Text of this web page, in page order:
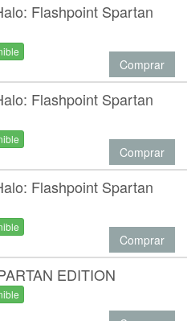
Flashpoint Spartan
Comprar
Flashpoint Spartan
Comprar
Flashpoint Spartan
Comprar
EDITION